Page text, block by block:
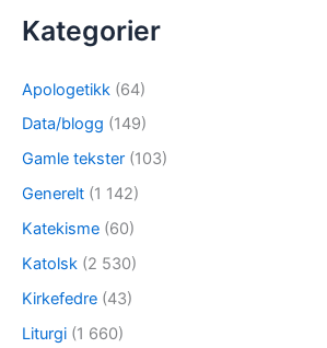
Kategorier
Apologetikk (64)
Data/blogg (149)
Gamle tekster (103)
Generelt (1 142)
Katekisme (60)
Katolsk (2 530)
Kirkefedre (43)
Liturgi (1 660)